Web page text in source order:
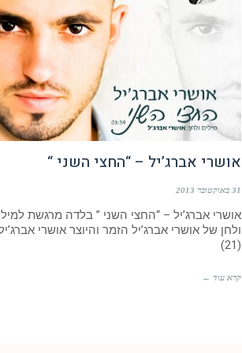
אושרי אברג’יל – “החצי השני “
31 באוקטובר 2013
אושרי אברג’יל – “החצי השני ” בלדה מרגשת
ולחן של אושרי אברג’יל הזמר והיוצר אושרי
(21)
קרא עוד ←